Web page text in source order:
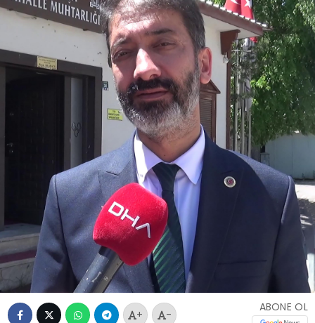
+ -
ABONE OL